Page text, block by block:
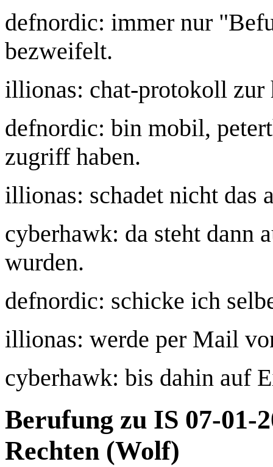
defnordic: immer nur
bezweifelt.
illionas: chat-protokoll zur
defnordic: bin mobil,
zugriff haben.
illionas: schadet nicht das
cyberhawk: da steht dann
wurden.
defnordic: schicke ich
illionas: werde per Mail
cyberhawk: bis dahin auf
Berufung zu IS 07-01-
Rechten (Wolf)